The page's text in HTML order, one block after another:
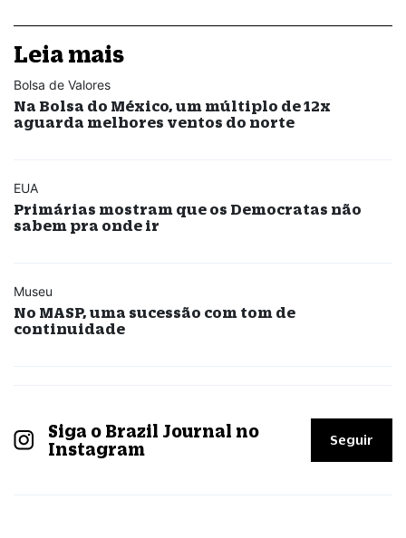
Leia mais
Bolsa de Valores
Na Bolsa do México, um múltiplo de 12x
aguarda melhores ventos do norte
EUA
Primárias mostram que os Democratas não
sabem pra onde ir
Museu
No MASP, uma sucessão com tom de
continuidade
Siga o Brazil Journal no
Instagram
Seguir